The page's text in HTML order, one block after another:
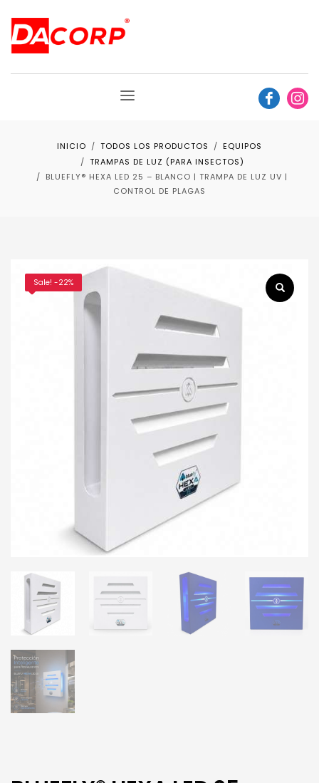
INICIO TODOS LOS PRODUCTOS
EQUIPOS
TRAMPAS DE LUZ (PARA INSECTOS)
BLUEFLY® HEXA LED 25 – BLANCO | TRAMPA DE LUZ UV |
CONTROL DE PLAGAS
Sale! -22%